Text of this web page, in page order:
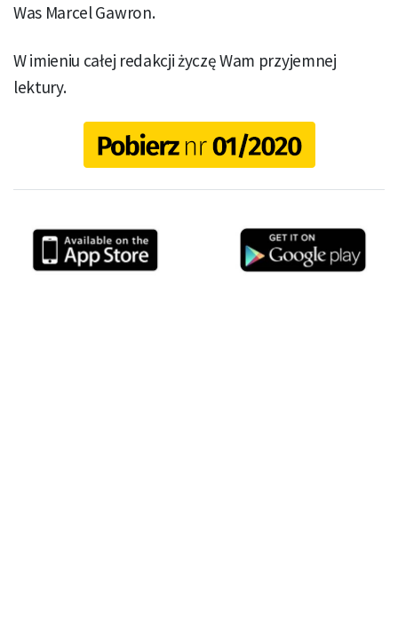
Was Marcel Gawron.
W imieniu całej redakcji życzę Wam przyjemnej
lektury.